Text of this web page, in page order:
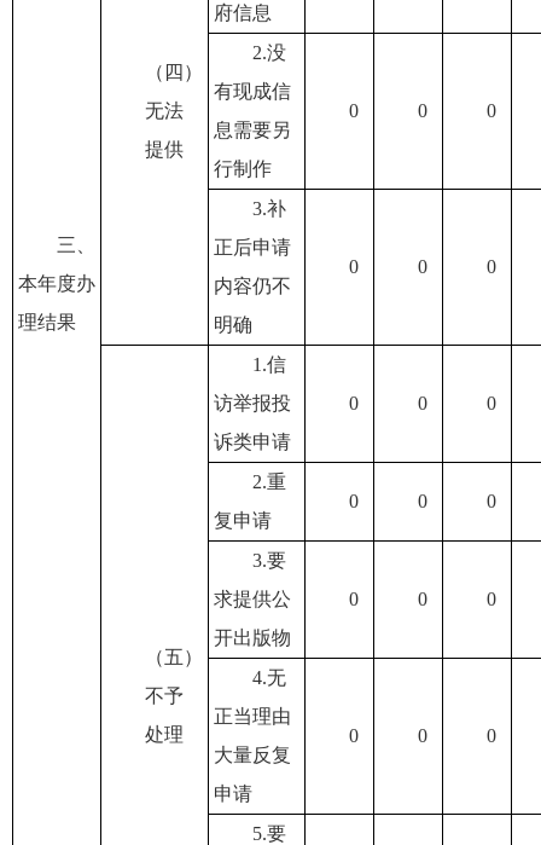
三、
本年度办
理结果
（四）
无法
提供
府信息
2.没
有现成信
息需要另
行制作
0 0 0
3.补
正后申请
内容仍不
明确
0 0 0
（五）
不予
处理
1.信
访举报投
诉类申请
0 0 0
2.重
复申请
0 0 0
3.要
求提供公
开出版物
0 0 0
4.无
正当理由
大量反复
申请
0 0 0
5.要